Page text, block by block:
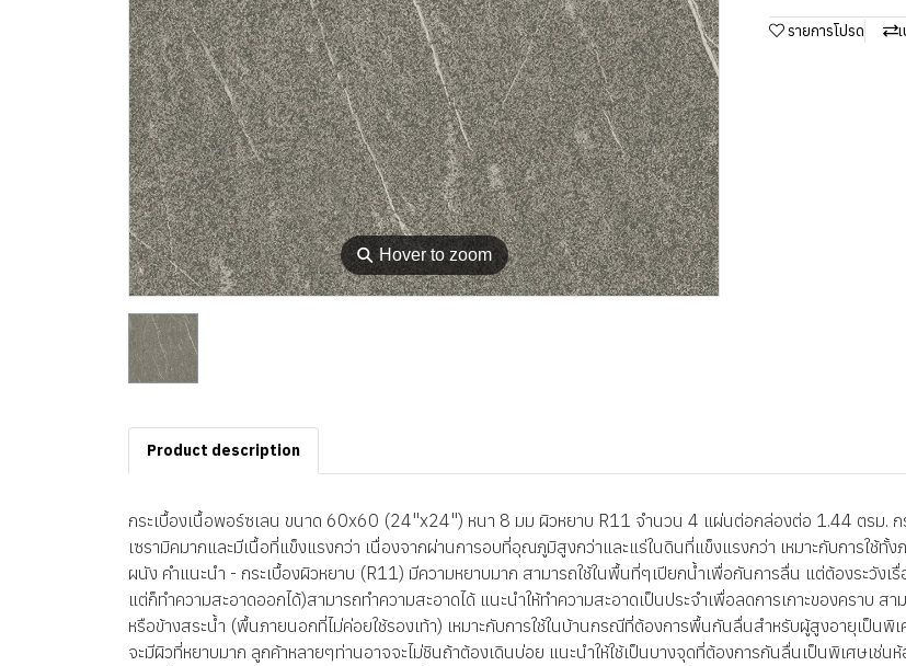
⚲Hover to zoom
รายการโปรด
Product description
กระเบื้องเนื้อพอร์ซเลน ขนาด 60x60 (24"x24") หนา 8 มม ผิวหยาบ R11 จำนวน 4 แผ่นต่อกล่องต่อ 1.44 ตรม. กร
เซรามิคมากและมีเนื้อที่แข็งแรงกว่า เนื่องจากผ่านการอบที่อุณภูมิสูงกว่าและแร่ในดินที่แข็งแรงกว่า เหมาะกับการใช้
ผนัง คำแนะนำ - กระเบื้องผิวหยาบ (R11) มีความหยาบมาก สามารถใช้ในพื้นที่ๆเปียกน้ำเพื่อกันการลื่น แต่ต้องระวังเรื่
แต่ก็ทำความสะอาดออกได้)สามารถทำความสะอาดได้ แนะนำให้ทำความสะอาดเป็นประจำเพื่อลดการเกาะของคราบ
หรือข้างสระน้ำ (พื้นภายนอกที่ไม่ค่อยใช้รองเท้า) เหมาะกับการใช้ในบ้านกรณีที่ต้องการพื้นกันลื่นสำหรับผู้สูงอายุเป็น
จะมีผิวที่หยาบมาก ลูกค้าหลายๆท่านอาจจะไม่ชินถ้าต้องเดินบ่อย แนะนำให้ใช้เป็นบางจุดที่ต้องการกันลื่นเป็นพิเศษเช่